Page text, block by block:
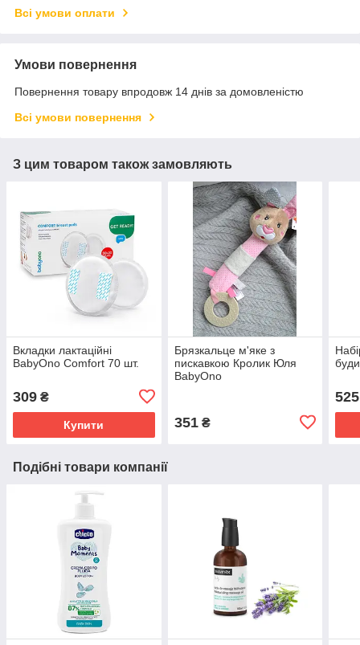
Всі умови оплати
Умови повернення
Повернення товару впродовж 14 днів за домовленістю
Всі умови повернення
З цим товаром також замовляють
Вкладки лактаційні
BabyOno Comfort 70 шт.
309 ₴
Купити
Брязкальце м'яке з
пискавкою Кролик Юля
BabyOno
351₴
525
Подібні товари компанії